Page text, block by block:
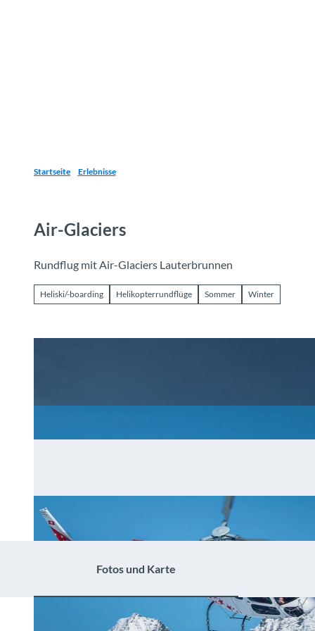
Startseite Erlebnisse
Air-Glaciers
Rundflug mit Air-Glaciers Lauterbrunnen
Heliski/-boarding Helikopterrundflüge Sommer Winter
Fotos und Karte